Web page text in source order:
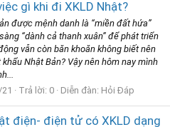
gì khi đi XKLD Nhật?
được mệnh danh là “miền đất hứa”
“dành cả thanh xuân” để phát triển
vẫn còn băn khoăn không biết nên
Nhật Bản? Vậy nên hôm nay mình
Trả lời: 0 Diễn đàn: Hỏi Đáp
điện- điện tử có XKLD dạng